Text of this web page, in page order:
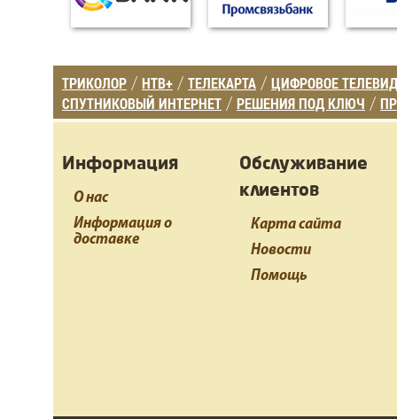
ТРИКОЛОР / НТВ+ / ТЕЛЕКАРТА / ЦИФРОВОЕ
СПУТНИКОВЫЙ ИНТЕРНЕТ / РЕШЕНИЯ ПОД КЛЮЧ /
Информация
О нас
Информация о
доставке
Обслуживание
клиентов
Карта сайта
Новости
Помощь